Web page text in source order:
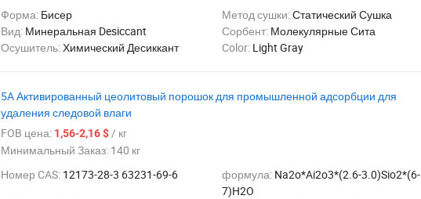
Форма: Бисер Метод сушки:Статический Сушка
Вид: Минеральная Desiccant Сорбент: Молекулярные Сита
Осушитель:Химический Десиккант Color: Light Gray
5A Активированный цеолитовый порошок для промышленной адсорбции для
удаления следовой влаги
FOB цена: 1,56-2,16 $/ кг
Минимальный Заказ: 140 кг
Номер CAS: 12173-28-3 63231-69-6 формула: Na2o*Ai2o3*(2.6-3.0)Sio2*(6-
7)H2O